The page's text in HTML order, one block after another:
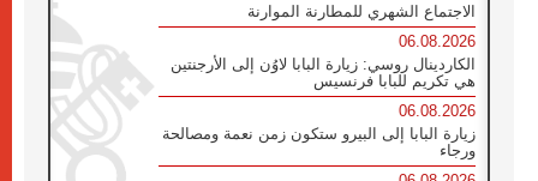
الاجتماع الشهري للمطارنة الموارنة
06.08.2026
الكاردينال روسي: زيارة البابا لاوُن إلى الأرجنتين
هي تكريم للبابا فرنسيس
06.08.2026
زيارة البابا إلى البيرو ستكون زمن نعمة ومصالحة
ورجاء